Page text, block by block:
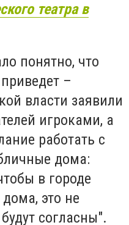
театра в
понятно, что
–
власти заявили
игроками, а
работать с
дома:
в городе
это не
согласны".